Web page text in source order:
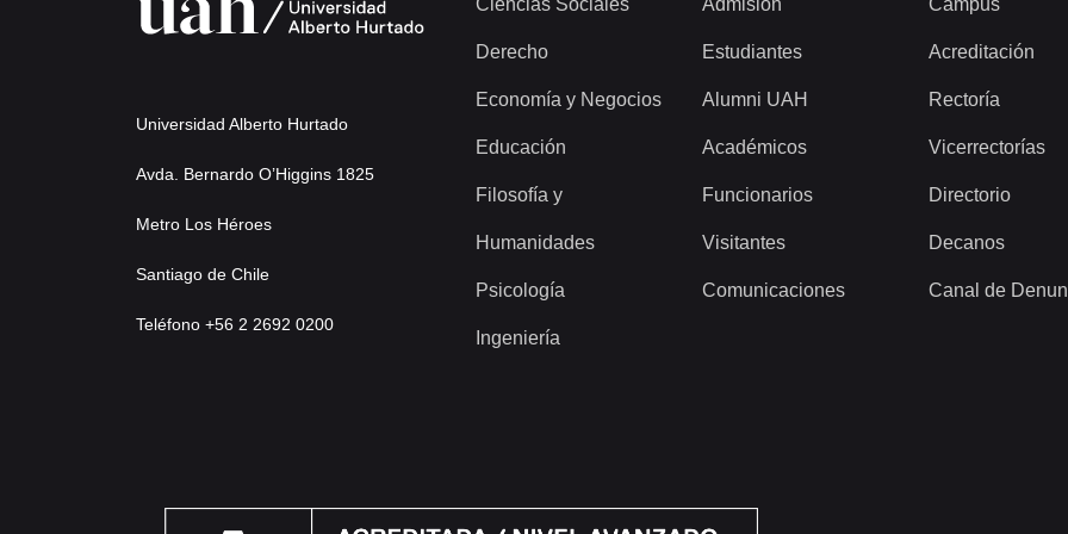
Universidad Alberto Hurtado
Avda. Bernardo O’Higgins 1825
Metro Los Héroes
Santiago de Chile
Teléfono +56 2 2692 0200
Derecho
Economía y Negocios
Educación
Filosofía y
Humanidades
Psicología
Ingeniería
Estudiantes
Alumni UAH
Académicos
Funcionarios
Visitantes
Comunicaciones
Acreditación
Rectoría
Vicerrectorías
Directorio
Decanos
Canal de